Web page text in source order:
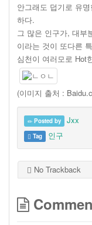
안그래도 덥기로 유
하다.
그 많은 인구가, 대부
이라는 것이 또다른
심천이 여러모로 Hot
(이미지 출처 :
Posted by Jxx
Tag 인구
No Trackback